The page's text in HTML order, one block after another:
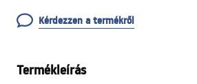
Kérdezzen a termékről
Termékleírás